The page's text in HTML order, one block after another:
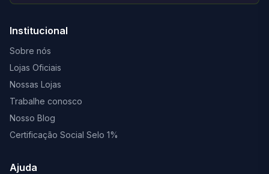
Institucional
Sobre nós
Lojas Oficiais
Nossas Lojas
Trabalhe conosco
Nosso Blog
Certificação Social Selo 1%
Ajuda